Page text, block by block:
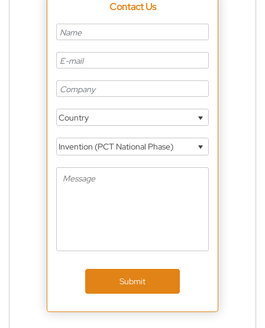
Contact Us
Country
Invention (PCT National Phase)
Submit